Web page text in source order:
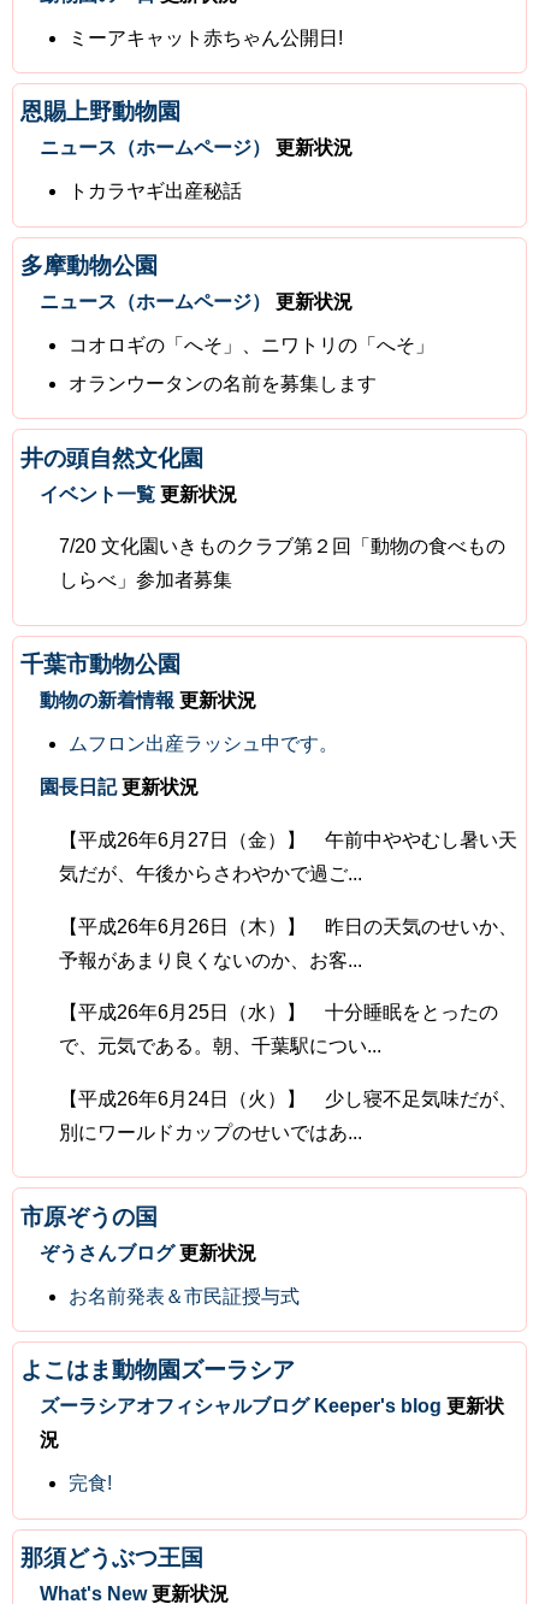
ミーアキャット赤ちゃん公開日!
恩賜上野動物園
ニュース（ホームページ） 更新状況
トカラヤギ出産秘話
多摩動物公園
ニュース（ホームページ） 更新状況
コオロギの「へそ」、ニワトリの「へそ」
オランウータンの名前を募集します
井の頭自然文化園
イベント一覧 更新状況
7/20 文化園いきものクラブ第２回「動物の食べもの
しらべ」参加者募集
千葉市動物公園
動物の新着情報 更新状況
ムフロン出産ラッシュ中です。
園長日記更新状況
【平成26年6月27日（金）】 午前中ややむし暑い天
気だが、午後からさわやかで過ご...
【平成26年6月26日（木）】 昨日の天気のせいか、
予報があまり良くないのか、お客...
【平成26年6月25日（水）】 十分睡眠をとったの
で、元気である。朝、千葉駅につい...
【平成26年6月24日（火）】 少し寝不足気味だが、
別にワールドカップのせいではあ...
市原ぞうの国
ぞうさんブログ更新状況
お名前発表＆市民証授与式
よこはま動物園ズーラシア
ズーラシアオフィシャルブログ Keeper's blog 更新状
況
完食!
那須どうぶつ王国
What's New更新状況